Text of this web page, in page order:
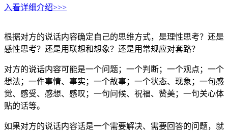
入看详细介绍>>>
根据对方的说话内容确定自己的思维方式，是理性思考？还是
感性思考？还是用联想和想象？还是用常规应对套路？
对方的说话内容可能是一个问题；一个判断；一个观点；一个
想法；一件事情、事实；一个故事；一个状态、现象；一句感
觉、感受、感想、感叹；一句问候、祝福、赞美；一句关心体
贴的话等。
如果对方的说话内容话是一个需要解决、需要回答的问题，就